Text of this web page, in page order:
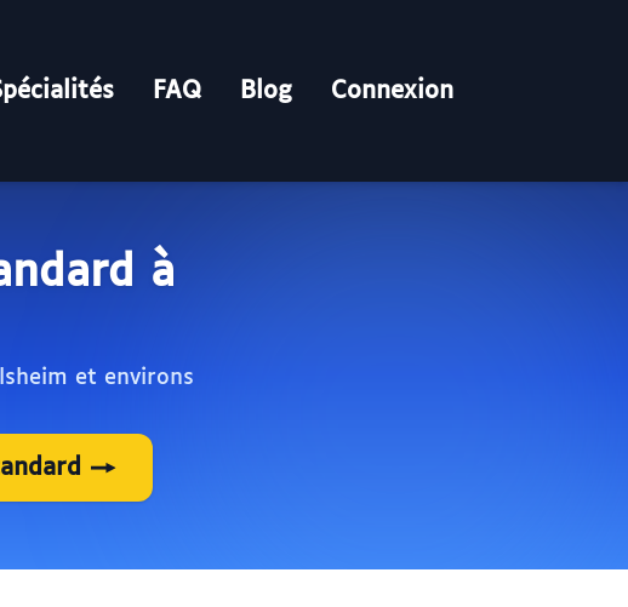
FAQ Blog Connexion
à
et environs
→